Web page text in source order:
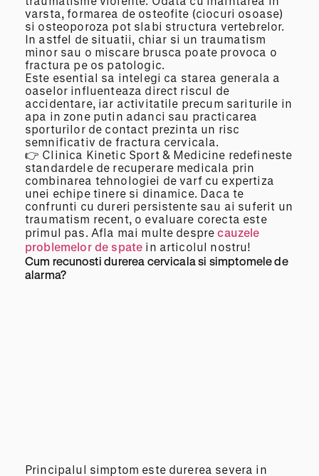
varsta, formarea de osteofite (ciocuri osoase)
si osteoporoza pot slabi structura vertebrelor.
In astfel de situatii, chiar si un traumatism
minor sau o miscare brusca poate provoca o
fractura pe os patologic.
Este esential sa intelegi ca starea generala a
oaselor influenteaza direct riscul de
accidentare, iar activitatile precum sariturile in
apa in zone putin adanci sau practicarea
sporturilor de contact prezinta un risc
semnificativ de fractura cervicala.
👉 Clinica Kinetic Sport & Medicine redefineste
standardele de recuperare medicala prin
combinarea tehnologiei de varf cu expertiza
unei echipe tinere si dinamice. Daca te
confrunti cu dureri persistente sau ai suferit un
traumatism recent, o evaluare corecta este
primul pas. Afla mai multe desprecauzele
problemelor de spate in articolul nostru!
Cum recunosti durerea cervicala si simptomele de
alarma?
Principalul simptom este durerea severa in